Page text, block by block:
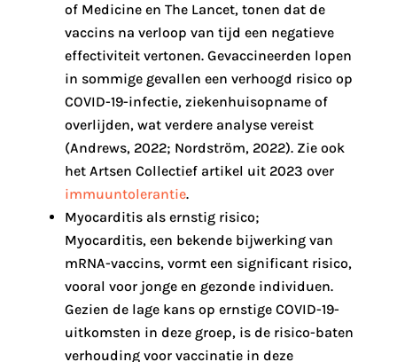
of Medicine en The Lancet, tonen dat de
vaccins na verloop van tijd een negatieve
effectiviteit vertonen. Gevaccineerden lopen
in sommige gevallen een verhoogd risico op
COVID-19-infectie, ziekenhuisopname of
overlijden, wat verdere analyse vereist
(Andrews, 2022; Nordström, 2022). Zie ook
het Artsen Collectief artikel uit 2023 over
immuuntolerantie.
Myocarditis als ernstig risico;
Myocarditis, een bekende bijwerking van
mRNA-vaccins, vormt een significant risico,
vooral voor jonge en gezonde individuen.
Gezien de lage kans op ernstige COVID-19-
uitkomsten in deze groep, is de risico-baten
verhouding voor vaccinatie in deze